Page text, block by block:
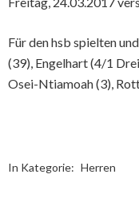
Für den hsb spielten
(39), Engelhart (4/1
Osei-Ntiamoah (3),
In Kategorie: Herren